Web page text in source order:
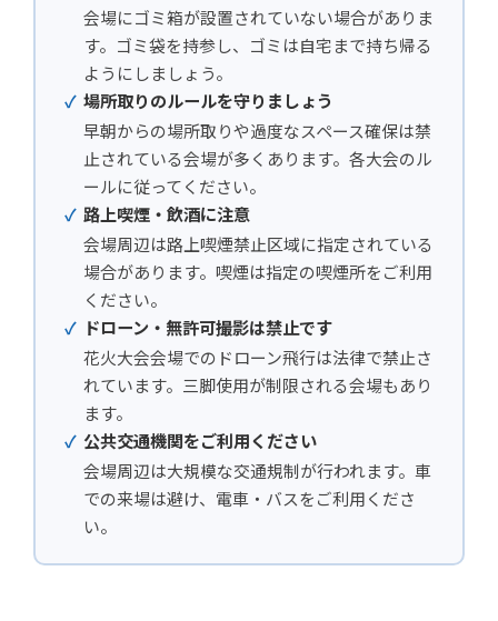
会場にゴミ箱が設置されていない場合がありま
す。ゴミ袋を持参し、ゴミは自宅まで持ち帰る
ようにしましょう。
場所取りのルールを守りましょう
早朝からの場所取りや過度なスペース確保は禁
止されている会場が多くあります。各大会のル
ールに従ってください。
路上喫煙・飲酒に注意
会場周辺は路上喫煙禁止区域に指定されている
場合があります。喫煙は指定の喫煙所をご利用
ください。
ドローン・無許可撮影は禁止です
花火大会会場でのドローン飛行は法律で禁止さ
れています。三脚使用が制限される会場もあり
ます。
公共交通機関をご利用ください
会場周辺は大規模な交通規制が行われます。車
での来場は避け、電車・バスをご利用くださ
い。